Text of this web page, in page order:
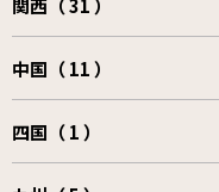
関西（ 31 ）
中国（ 11 ）
四国（ 1 ）